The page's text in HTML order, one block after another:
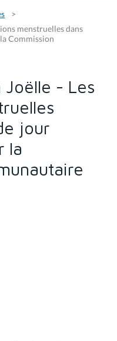
menstruelles dans
Commission
Joëlle - Les
jour
la